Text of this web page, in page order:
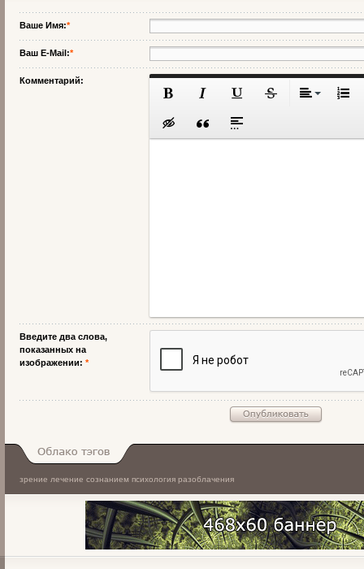
Ваше Имя:*
Ваш E-Mail:*
Комментарий:
Введите два слова,
показанных на
изображении: *
Облако тэгов
зрение лечение сознанием психология разоблачения